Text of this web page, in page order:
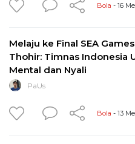
Bola - 16
Melaju ke Final SEA
Thohir: Timnas Indonesia
Mental dan Nyali
PaUs
Bola - 13